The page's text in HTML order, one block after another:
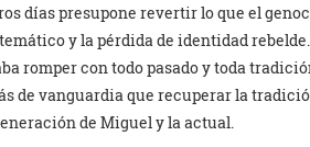
días presupone revertir lo que el
y la pérdida de identidad
romper con todo pasado y toda
de vanguardia que recuperar la
de Miguel y la actual.